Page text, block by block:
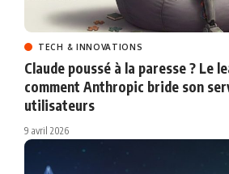
TECH & INNOVATIONS
Claude poussé à la paresse ? Le
comment Anthropic bride son
utilisateurs
9 avril 2026